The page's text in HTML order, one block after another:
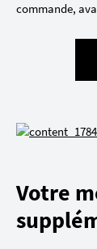
commande,
Votre